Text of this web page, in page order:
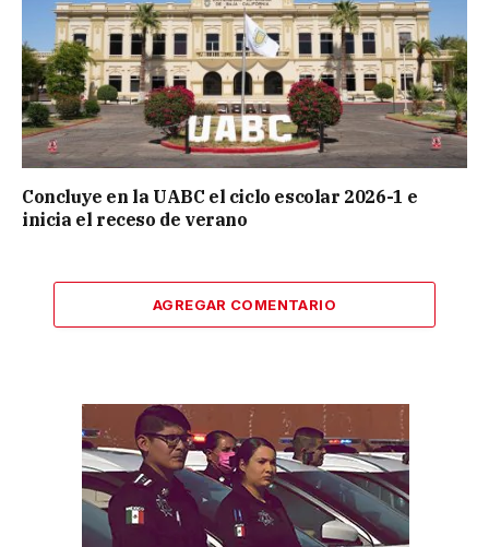
Concluye en la UABC el ciclo escolar 2026-1 e
inicia el receso de verano
AGREGAR COMENTARIO